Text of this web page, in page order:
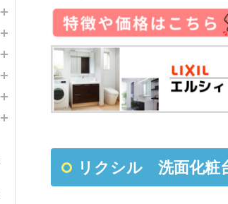
リクシル 洗面化